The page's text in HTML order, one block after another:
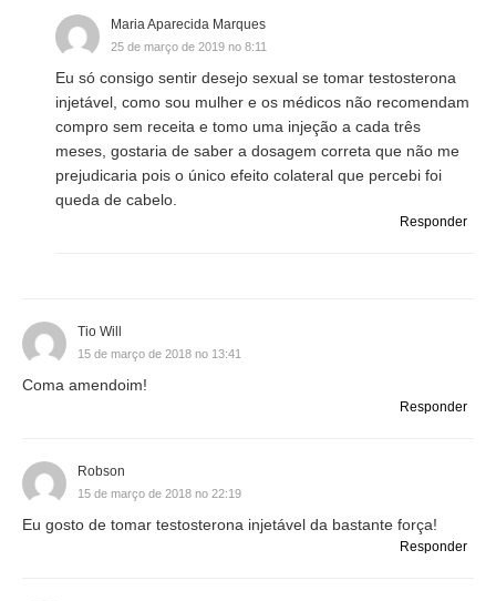
Maria Aparecida Marques
25 de março de 2019 no 8:11
Eu só consigo sentir desejo sexual se tomar testosterona
injetável, como sou mulher e os médicos não recomendam
compro sem receita e tomo uma injeção a cada três
meses, gostaria de saber a dosagem correta que não me
prejudicaria pois o único efeito colateral que percebi foi
queda de cabelo.
Responder
Tio Will
15 de março de 2018 no 13:41
Coma amendoim!
Responder
Robson
15 de março de 2018 no 22:19
Eu gosto de tomar testosterona injetável da bastante força!
Responder